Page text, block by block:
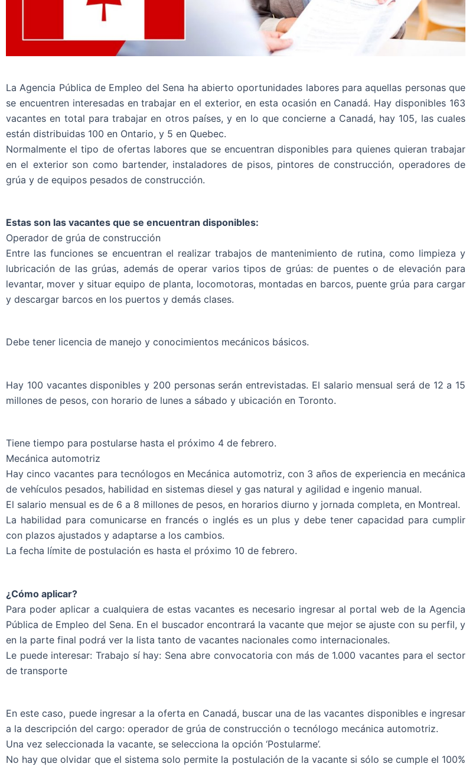
La Agencia Pública de Empleo del Sena ha abierto oportunidades labores para aquellas personas que
se encuentren interesadas en trabajar en el exterior, en esta ocasión en Canadá. Hay disponibles 163
vacantes en total para trabajar en otros países, y en lo que concierne a Canadá, hay 105, las cuales
están distribuidas 100 en Ontario, y 5 en Quebec.
Normalmente el tipo de ofertas labores que se encuentran disponibles para quienes quieran trabajar
en el exterior son como bartender, instaladores de pisos, pintores de construcción, operadores de
grúa y de equipos pesados de construcción.
Estas son las vacantes que se encuentran disponibles:
Operador de grúa de construcción
Entre las funciones se encuentran el realizar trabajos de mantenimiento de rutina, como limpieza y
lubricación de las grúas, además de operar varios tipos de grúas: de puentes o de elevación para
levantar, mover y situar equipo de planta, locomotoras, montadas en barcos, puente grúa para cargar
y descargar barcos en los puertos y demás clases.
Debe tener licencia de manejo y conocimientos mecánicos básicos.
Hay 100 vacantes disponibles y 200 personas serán entrevistadas. El salario mensual será de 12 a 15
millones de pesos, con horario de lunes a sábado y ubicación en Toronto.
Tiene tiempo para postularse hasta el próximo 4 de febrero.
Mecánica automotriz
Hay cinco vacantes para tecnólogos en Mecánica automotriz, con 3 años de experiencia en mecánica
de vehículos pesados, habilidad en sistemas diesel y gas natural y agilidad e ingenio manual.
El salario mensual es de 6 a 8 millones de pesos, en horarios diurno y jornada completa, en Montreal.
La habilidad para comunicarse en francés o inglés es un plus y debe tener capacidad para cumplir
con plazos ajustados y adaptarse a los cambios.
La fecha límite de postulación es hasta el próximo 10 de febrero.
¿Cómo aplicar?
Para poder aplicar a cualquiera de estas vacantes es necesario ingresar al portal web de la Agencia
Pública de Empleo del Sena. En el buscador encontrará la vacante que mejor se ajuste con su perfil, y
en la parte final podrá ver la lista tanto de vacantes nacionales como internacionales.
Le puede interesar: Trabajo sí hay: Sena abre convocatoria con más de 1.000 vacantes para el sector
de transporte
En este caso, puede ingresar a la oferta en Canadá, buscar una de las vacantes disponibles e ingresar
a la descripción del cargo: operador de grúa de construcción o tecnólogo mecánica automotriz.
Una vez seleccionada la vacante, se selecciona la opción ‘Postularme’.
No hay que olvidar que el sistema solo permite la postulación de la vacante si sólo se cumple el 100%